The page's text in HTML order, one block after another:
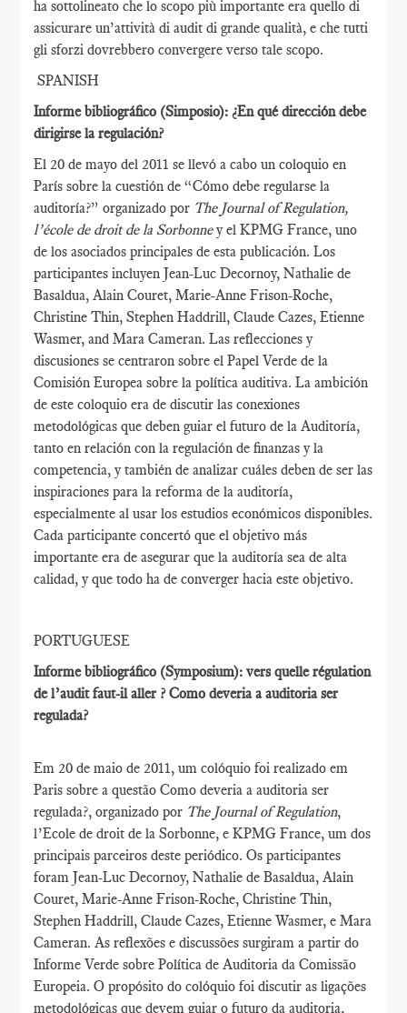
ha sottolineato che lo scopo più importante era quello di
assicurare un’attività di audit di grande qualità, e che tutti
gli sforzi dovrebbero convergere verso tale scopo.
SPANISH
Informe bibliográfico (Simposio): ¿En qué dirección debe
dirigirse la regulación?
El 20 de mayo del 2011 se llevó a cabo un coloquio en
París sobre la cuestión de “Cómo debe regularse la
auditoría?” organizado por The Journal of Regulation,
l’école de droit de la Sorbonney el KPMG France, uno
de los asociados principales de esta publicación. Los
participantes incluyen Jean-Luc Decornoy, Nathalie de
Basaldua, Alain Couret, Marie-Anne Frison-Roche,
Christine Thin, Stephen Haddrill, Claude Cazes, Etienne
Wasmer, and Mara Cameran. Las reflecciones y
discusiones se centraron sobre el Papel Verde de la
Comisión Europea sobre la política auditiva. La ambición
de este coloquio era de discutir las conexiones
metodológicas que deben guiar el futuro de la Auditoría,
tanto en relación con la regulación de finanzas y la
competencia, y también de analizar cuáles deben de ser las
inspiraciones para la reforma de la auditoría,
especialmente al usar los estudios económicos disponibles.
Cada participante concertó que el objetivo más
importante era de asegurar que la auditoría sea de alta
calidad, y que todo ha de converger hacia este objetivo.
PORTUGUESE
Informe bibliográfico (Symposium): vers quelle régulation
de l’audit faut-il aller ? Como deveria a auditoria ser
regulada?
Em 20 de maio de 2011, um colóquio foi realizado em
Paris sobre a questão Como deveria a auditoria ser
regulada?, organizado por The Journal of Regulation,
l’Ecole de droit de la Sorbonne, e KPMG France, um dos
principais parceiros deste periódico. Os participantes
foram Jean-Luc Decornoy, Nathalie de Basaldua, Alain
Couret, Marie-Anne Frison-Roche, Christine Thin,
Stephen Haddrill, Claude Cazes, Etienne Wasmer, e Mara
Cameran. As reflexões e discussões surgiram a partir do
Informe Verde sobre Política de Auditoria da Comissão
Europeia. O propósito do colóquio foi discutir as ligações
metodológicas que devem guiar o futuro da auditoria,